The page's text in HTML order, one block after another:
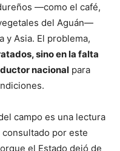
—como el café,
del Aguán—
y Asia. El problema,
sino en la falta
nacional para
campo es una lectura
consultado por este
el Estado dejó de